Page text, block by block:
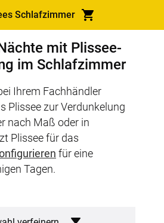
Schlafzimmer
mit Plissee-
im Schlafzimmer
Ihrem Fachhändler
Plissee zur Verdunkelung
nach Maß oder in
Plissee für das
für eine
Tagen.